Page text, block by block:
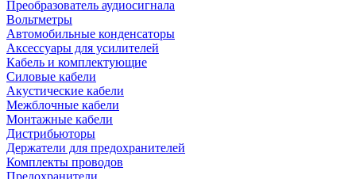
Преобразователь аудиосигнала
Вольтметры
Автомобильные конденсаторы
Аксессуары для усилителей
Кабель и комплектующие
Силовые кабели
Акустические кабели
Межблочные кабели
Монтажные кабели
Дистрибьюторы
Держатели для предохранителей
Комплекты проводов
Предохранители